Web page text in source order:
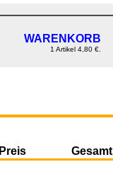
WARENKORB
1 Artikel 4,80 €.
Preis Gesamt